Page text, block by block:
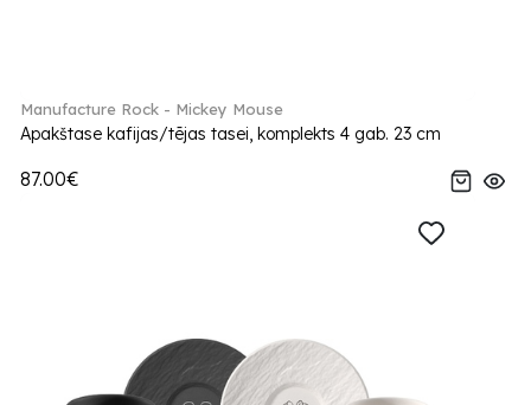
Manufacture Rock - Mickey Mouse
Apakštase kafijas/tējas tasei, komplekts 4 gab. 23 cm
87.00€